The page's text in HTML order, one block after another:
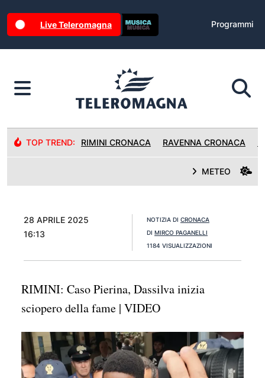
Live Teleromagna Programmi
TOP TREND: RIMINI CRONACA RAVENNA CRONACA
METEO
28 APRILE 2025
16:13
NOTIZIA DI CRONACA
DI MIRCO PAGANELLI
1184 VISUALIZZAZIONI
RIMINI: Caso Pierina, Dassilva inizia
sciopero della fame | VIDEO